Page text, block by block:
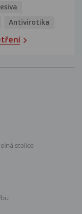
Antivirotika
stolice